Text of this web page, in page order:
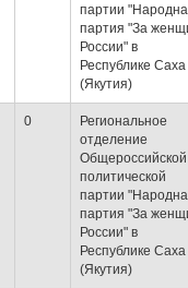
партии
партия "За
России" в
Республике Саха
(Якутия)
0
Региональное
отделение
Общероссийской
политической
партии
партия "За
России" в
Республике Саха
(Якутия)